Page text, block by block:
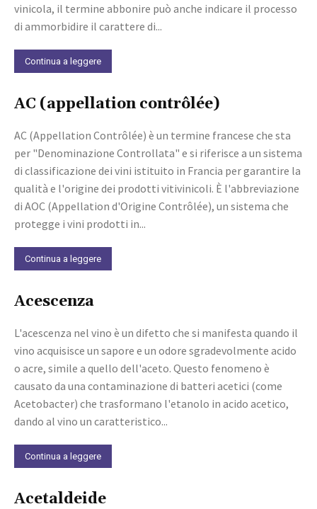
vinicola, il termine abbonire può anche indicare il processo
di ammorbidire il carattere di...
Continua a leggere
AC (appellation contrôlée)
AC (Appellation Contrôlée) è un termine francese che sta
per "Denominazione Controllata" e si riferisce a un sistema
di classificazione dei vini istituito in Francia per garantire la
qualità e l'origine dei prodotti vitivinicoli. È l'abbreviazione
di AOC (Appellation d'Origine Contrôlée), un sistema che
protegge i vini prodotti in...
Continua a leggere
Acescenza
L'acescenza nel vino è un difetto che si manifesta quando il
vino acquisisce un sapore e un odore sgradevolmente acido
o acre, simile a quello dell'aceto. Questo fenomeno è
causato da una contaminazione di batteri acetici (come
Acetobacter) che trasformano l'etanolo in acido acetico,
dando al vino un caratteristico...
Continua a leggere
Acetaldeide